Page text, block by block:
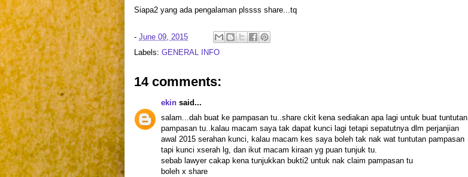
Siapa2 yang ada pengalaman plssss share...tq
- June 09, 2015
Labels: GENERAL INFO
14 comments:
ekin said...
salam...dah buat ke pampasan tu..share ckit kena sediakan apa lagi untuk buat tuntutan
pampasan tu..kalau macam saya tak dapat kunci lagi tetapi sepatutnya dlm perjanjian
awal 2015 serahan kunci, kalau macam kes saya boleh tak nak wat tuntutan pampasan
tapi kunci xserah lg, dan ikut macam kiraan yg puan tunjuk tu.
sebab lawyer cakap kena tunjukkan bukti2 untuk nak claim pampasan tu
boleh x share